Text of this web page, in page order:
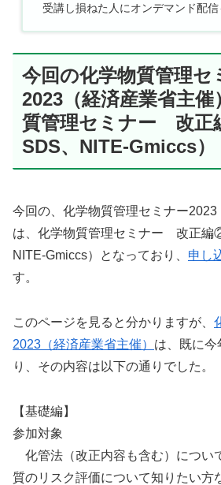
受講し損ねた人にオンデマンド配信
今回の化学物質管理セ
2023（経済産業省主
質管理セミナー 改正
SDS、NITE-Gmiccs）
今回の、化学物質管理セミナー2023
は、化学物質管理セミナー 改正編
NITE-Gmiccs）となっており、 申し
す。
このページを見ると分かりますが、
2023（経済産業省主催） は、既に今
り、その内容は以下の通りでした。
【基礎編】
参加対象
化管法（改正内容も含む）につい
質のリスク評価について知りたい方